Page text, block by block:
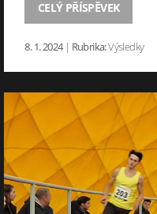
CELÝ PŘÍSPĚVEK
8. 1. 2024 | Rubrika:Výsledky